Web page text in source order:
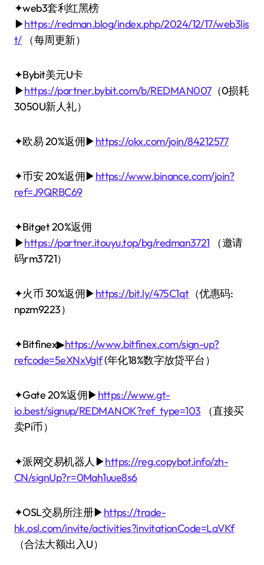
✦web3套利红黑榜
▶https://redman.blog/index.php/2024/12/17/web3lis
t/（每周更新）
✦Bybit美元U卡
▶https://partner.bybit.com/b/REDMAN007（0损耗
3050U新人礼）
✦欧易 20%返佣▶https://okx.com/join/84212577
✦币安 20%返佣▶https://www.binance.com/join?
ref=J9QRBC69
✦Bitget 20%返佣
▶https://partner.itouyu.top/bg/redman3721 （邀请
码rm3721）
✦火币 30%返佣▶https://bit.ly/475C1qt（优惠码:
npzm9223）
✦Bitfinex▶https://www.bitfinex.com/sign-up?
refcode=5eXNxVgIf(年化18%数字放贷平台）
✦Gate 20%返佣▶https://www.gt-
io.best/signup/REDMANOK?ref_type=103 （直接买
卖Pi币）
✦派网交易机器人▶https://reg.copybot.info/zh-
CN/signUp?r=0Mah1uue8s6
✦OSL交易所注册▶https://trade-
hk.osl.com/invite/activities?invitationCode=LaVKf
（合法大额出入U）